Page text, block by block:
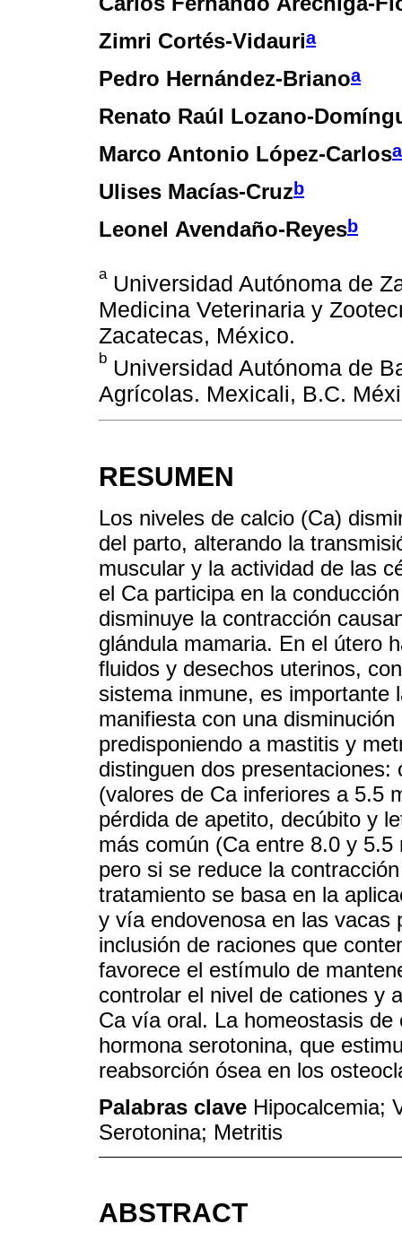
Zimri Cortés-Vidauria
Pedro Hernández-Brianoa
Renato Raúl Lozano-
Marco Antonio López-Carlosa
Ulises Macías-Cruzb
Leonel Avendaño-Reyesb
aUniversidad Autónoma de
Medicina Veterinaria y
Zacatecas, México.
b Universidad Autónoma de
Agrícolas. Mexicali, B.C.
RESUMEN
Los niveles de calcio (Ca)
del parto, alterando la
muscular y la actividad de las
el Ca participa en la
disminuye la contracción
glándula mamaria. En el útero
fluidos y desechos uterinos,
sistema inmune, es importante
manifiesta con una
predisponiendo a mastitis y
distinguen dos
(valores de Ca inferiores a 5.5
pérdida de apetito, decúbito y
más común (Ca entre 8.0 y
pero si se reduce la
tratamiento se basa en la
y vía endovenosa en las vacas
inclusión de raciones que
favorece el estímulo de
controlar el nivel de cationes y
Ca vía oral. La homeostasis
hormona serotonina, que
reabsorción ósea en los
Palabras clave Hipocalcemia;
Serotonina; Metritis
ABSTRACT